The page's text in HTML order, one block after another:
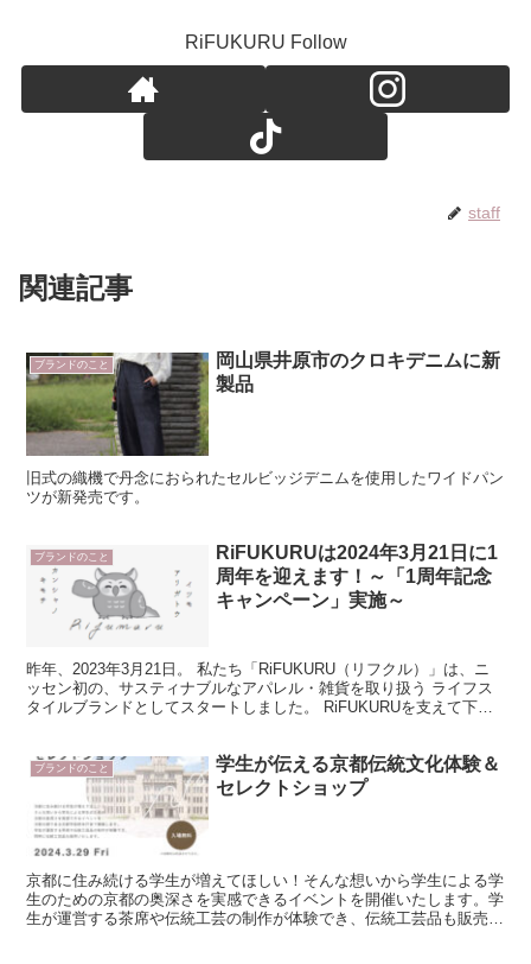
RiFUKURU Follow
staff
関連記事
ブランドのこと
岡山県井原市のクロキデニムに新
製品
旧式の織機で丹念におられたセルビッジデニムを使用したワイドパン
ツが新発売です。
ブランドのこと
RiFUKURUは2024年3月21日に1
周年を迎えます！～「1周年記念
キャンペーン」実施～
昨年、2023年3月21日。 私たち「RiFUKURU（リフクル）」は、ニ
ッセン初の、サスティナブルなアパレル・雑貨を取り扱う ライフス
タイルブランドとしてスタートしました。 RiFUKURUを支えて下さ
ブランドのこと
学生が伝える京都伝統文化体験＆
セレクトショップ
京都に住み続ける学生が増えてほしい！そんな想いから学生による学
生のための京都の奥深さを実感できるイベントを開催いたします。学
生が運営する茶席や伝統工芸の制作が体験でき、伝統工芸品も販売も